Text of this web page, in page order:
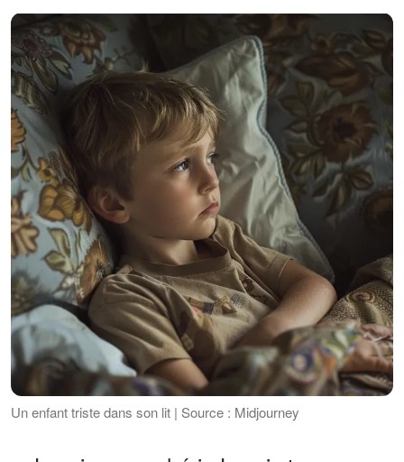
Un enfant triste dans son lit | Source : Midjourney